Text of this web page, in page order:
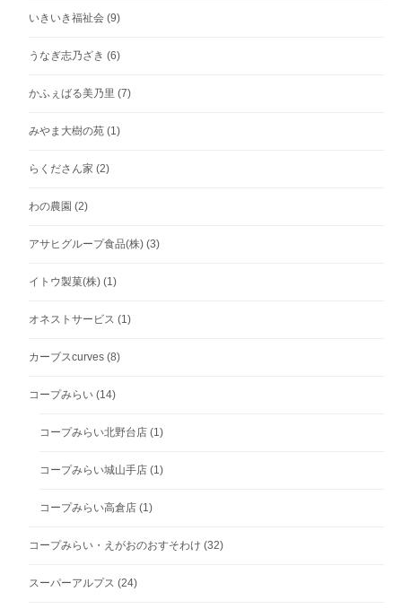
いきいき福祉会 (9)
うなぎ志乃ざき (6)
かふぇばる美乃里 (7)
みやま大樹の苑 (1)
らくださん家 (2)
わの農園 (2)
アサヒグループ食品(株) (3)
イトウ製菓(株) (1)
オネストサービス (1)
カーブスcurves (8)
コープみらい (14)
コープみらい北野台店 (1)
コープみらい城山手店 (1)
コープみらい高倉店 (1)
コープみらい・えがおのおすそわけ (32)
スーパーアルプス (24)